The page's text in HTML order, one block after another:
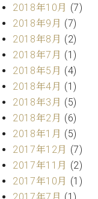
W.
ホ
フ
マ
ン
プ
ロ
フ
ェ
ッ
シ
ョ
ナ
内
(PDF)
お
問
い
わ
せ
本
社
：
八
2018年10月 (7)
2018年9月 (7)
2018年8月 (2)
2018年7月 (1)
2018年5月 (4)
2018年4月 (1)
2018年3月 (5)
2018年2月 (6)
2018年1月 (5)
2017年12月 (7)
2017年11月 (2)
2017年10月 (1)